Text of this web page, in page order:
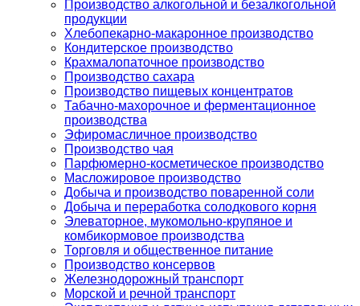
Производство алкогольной и безалкогольной
продукции
Хлебопекарно-макаронное производство
Кондитерское производство
Крахмалопаточное производство
Производство сахара
Производство пищевых концентратов
Табачно-махорочное и ферментационное
производства
Эфиромасличное производство
Производство чая
Парфюмерно-косметическое производство
Масложировое производство
Добыча и производство поваренной соли
Добыча и переработка солодкового корня
Элеваторное, мукомольно-крупяное и
комбикормовое производства
Торговля и общественное питание
Производство консервов
Железнодорожный транспорт
Морской и речной транспорт